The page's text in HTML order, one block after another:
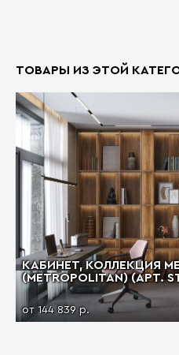
ТОВАРЫ ИЗ ЭТОЙ
КАБИНЕТ, КОЛЛЕКЦИЯ
(METROPOLITAN) (АРТ.
от 144 839 р.